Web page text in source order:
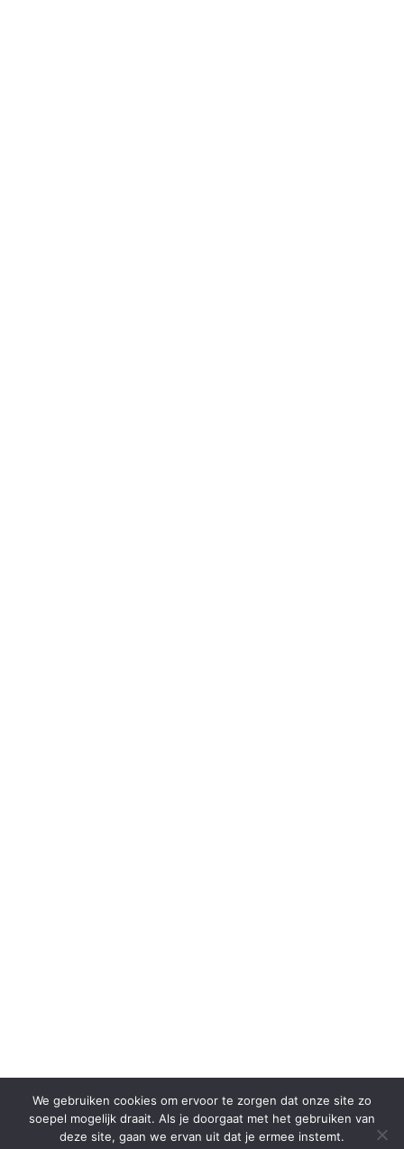
We gebruiken cookies om ervoor te zorgen dat onze site zo
soepel mogelijk draait. Als je doorgaat met het gebruiken van
deze site, gaan we ervan uit dat je ermee instemt.